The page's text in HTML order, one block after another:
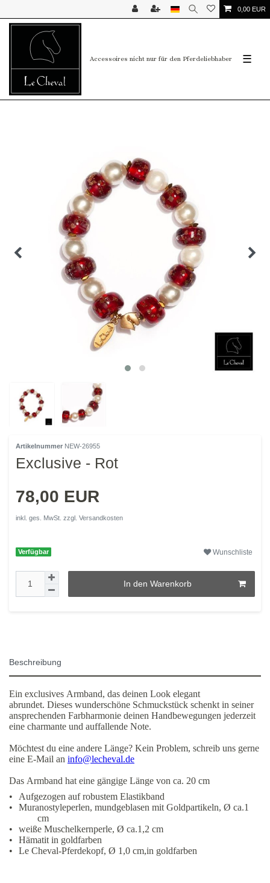
0,00 EUR
Accessoires nicht nur für den Pferdeliebhaber ☰
Artikelnummer NEW-26955
Exclusive - Rot
78,00 EUR
inkl. ges. MwSt. zzgl. Versandkosten
Verfügbar Wunschliste
In den Warenkorb
Beschreibung
Ein exclusives Armband, das deinen Look elegant
abrundet. Dieses wunderschöne Schmuckstück schenkt in seiner
ansprechenden Farbharmonie deinen Handbewegungen jederzeit
eine charmante und auffallende Note.
Möchtest du eine andere Länge? Kein Problem, schreib uns gerne
eine E-Mail an info@lecheval.de
Das Armband hat eine gängige Länge von ca. 20 cm
•
Aufgezogen auf robustem Elastikband
•
Muranostyleperlen, mundgeblasen mit Goldpartikeln, Ø ca.1
cm
•
weiße Muschelkernperle, Ø ca.1,2 cm
•
Hämatit in goldfarben
•
Le Cheval-Pferdekopf, Ø 1,0 cm,in goldfarben